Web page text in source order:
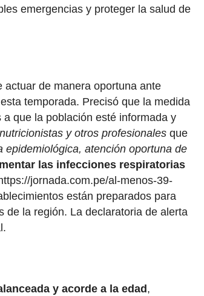
emergencias y proteger la salud de
de manera oportuna ante
temporada. Precisó que la medida
a que la población esté informada y
y otros profesionales que
epidemiológica, atención oportuna de
las infecciones respiratorias
jornada.com.pe/al-menos-39-
están preparados para
de la región. La declaratoria de alerta
y acorde a la edad ,